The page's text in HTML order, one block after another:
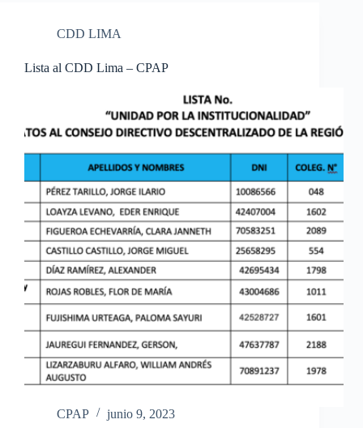
CDD LIMA
Lista al CDD Lima – CPAP
CPAP junio 9, 2023